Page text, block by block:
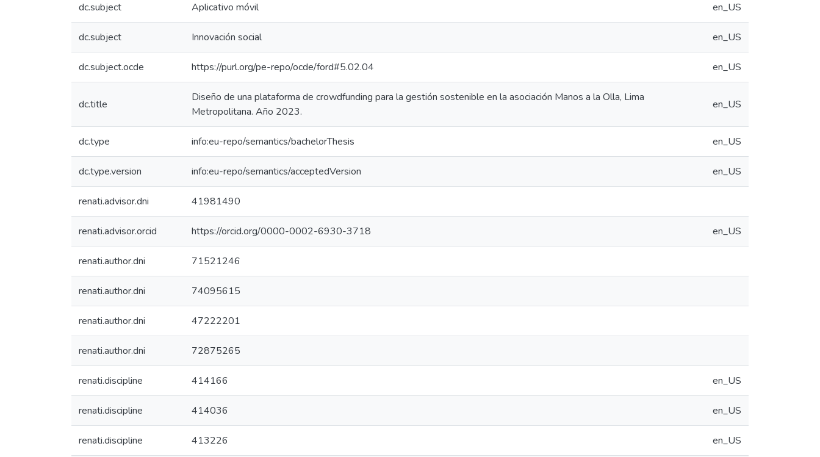
dc.subject Aplicativo móvil en_US
dc.subject Innovación social en_US
dc.subject.ocde https://purl.org/pe-repo/ocde/ford#5.02.04 en_US
dc.title
Diseño de una plataforma de crowdfunding para la gestión sostenible en la asociación Manos a la Olla, Lima
Metropolitana. Año 2023.
en_US
dc.type info:eu-repo/semantics/bachelorThesis en_US
dc.type.version info:eu-repo/semantics/acceptedVersion en_US
renati.advisor.dni 41981490
renati.advisor.orcid https://orcid.org/0000-0002-6930-3718 en_US
renati.author.dni 71521246
renati.author.dni 74095615
renati.author.dni 47222201
renati.author.dni 72875265
renati.discipline 414166 en_US
renati.discipline 414036 en_US
renati.discipline 413226 en_US